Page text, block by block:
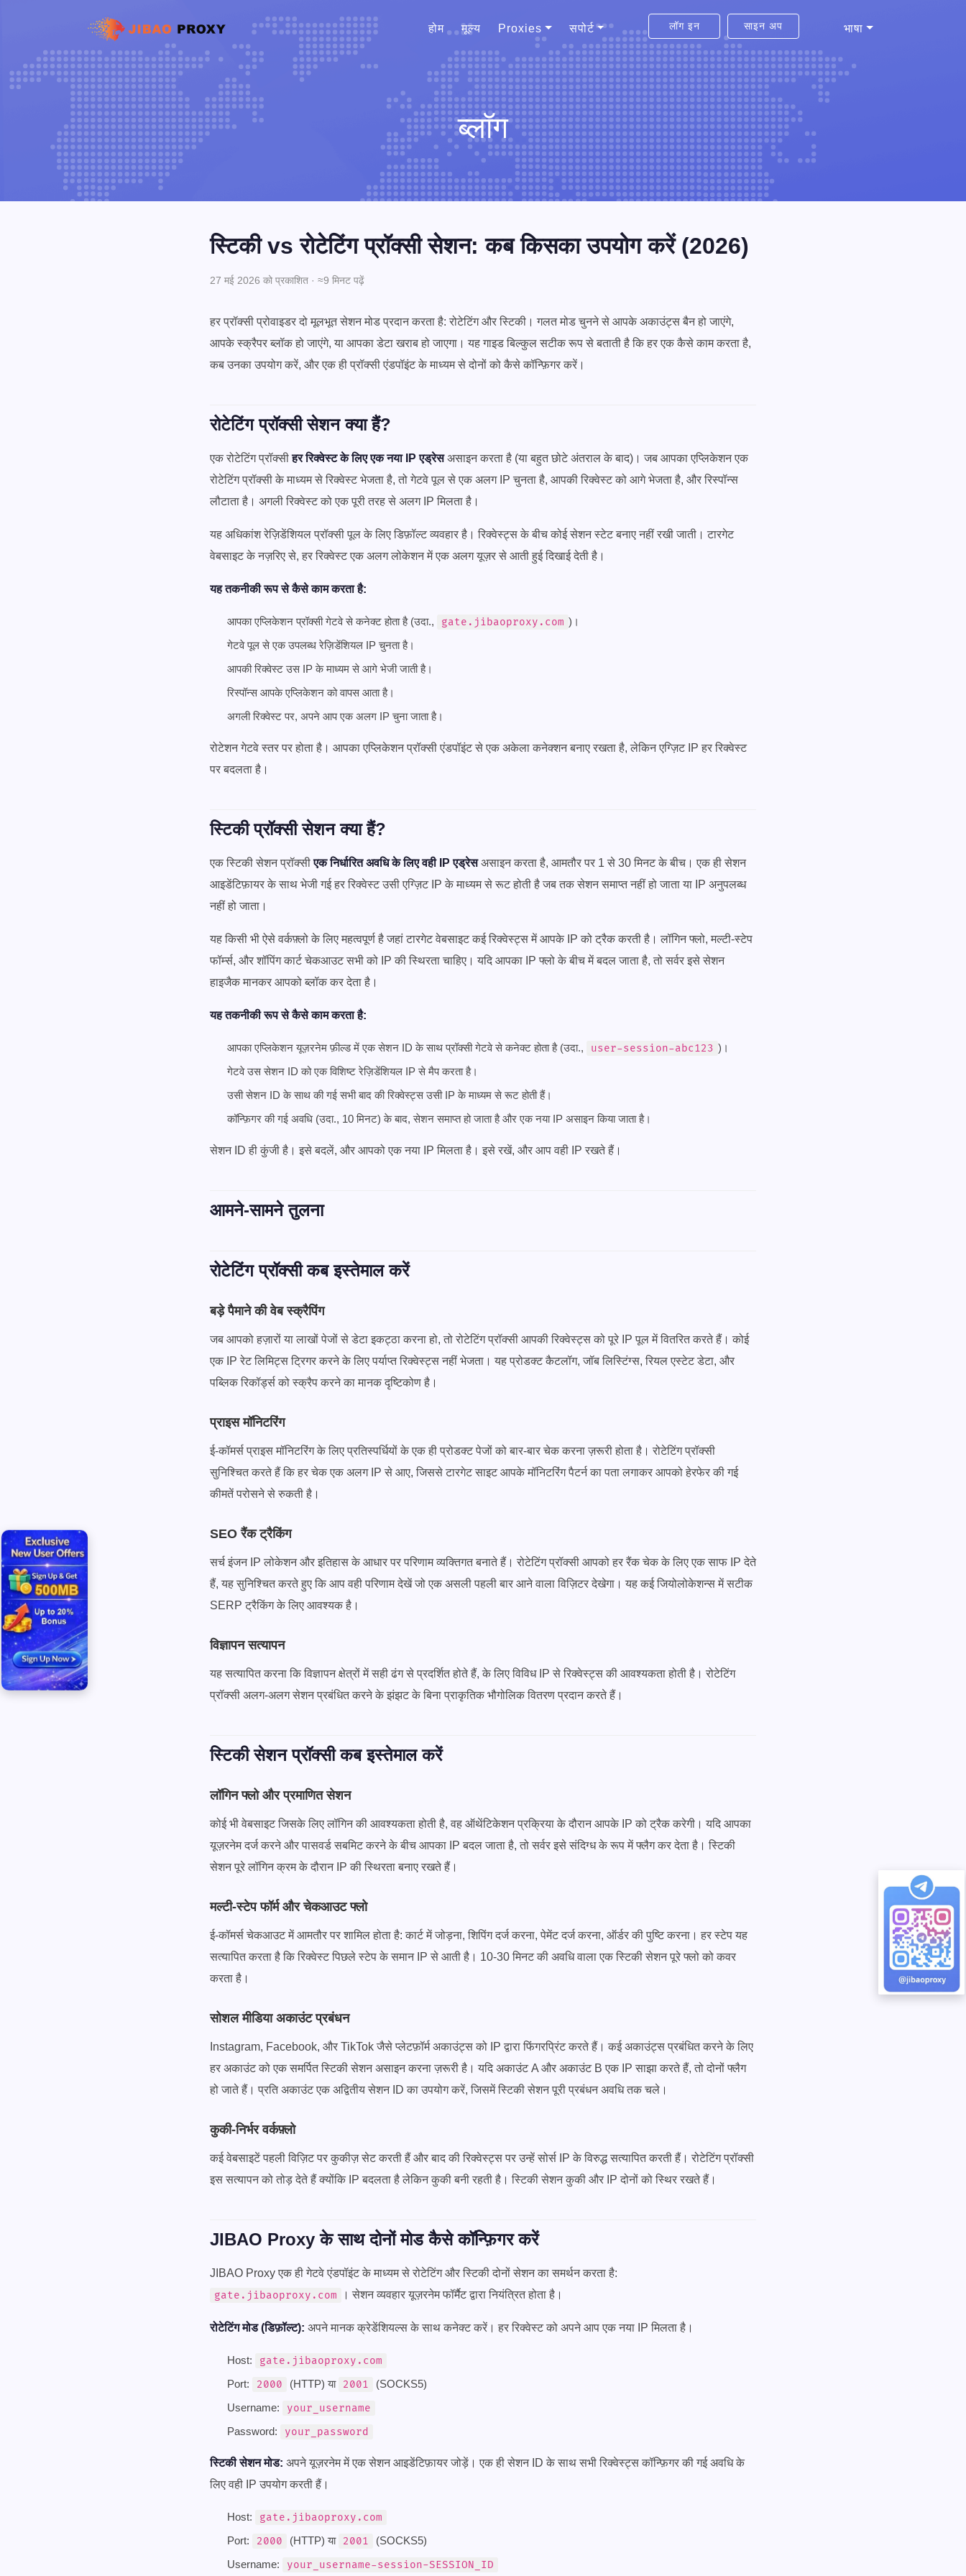
होम मूल्य Proxies सपोर्ट लॉग इन साइन अप भाषा
ब्लॉग
स्टिकी vs रोटेटिंग प्रॉक्सी सेशन: कब किसका उपयोग करें (2026)
27 मई 2026 को प्रकाशित · ≈9 मिनट पढ़ें
हर प्रॉक्सी प्रोवाइडर दो मूलभूत सेशन मोड प्रदान करता है: रोटेटिंग और स्टिकी। गलत मोड चुनने से आपके अकाउंट्स बैन हो जाएंगे,
आपके स्क्रैपर ब्लॉक हो जाएंगे, या आपका डेटा खराब हो जाएगा। यह गाइड बिल्कुल सटीक रूप से बताती है कि हर एक कैसे काम करता है,
कब उनका उपयोग करें, और एक ही प्रॉक्सी एंडपॉइंट के माध्यम से दोनों को कैसे कॉन्फ़िगर करें।
रोटेटिंग प्रॉक्सी सेशन क्या हैं?
एक रोटेटिंग प्रॉक्सीहर रिक्वेस्ट के लिए एक नया IP एड्रेसअसाइन करता है (या बहुत छोटे अंतराल के बाद)। जब आपका एप्लिकेशन एक
रोटेटिंग प्रॉक्सी के माध्यम से रिक्वेस्ट भेजता है, तो गेटवे पूल से एक अलग IP चुनता है, आपकी रिक्वेस्ट को आगे भेजता है, और रिस्पॉन्स
लौटाता है। अगली रिक्वेस्ट को एक पूरी तरह से अलग IP मिलता है।
यह अधिकांश रेज़िडेंशियल प्रॉक्सी पूल के लिए डिफ़ॉल्ट व्यवहार है। रिक्वेस्ट्स के बीच कोई सेशन स्टेट बनाए नहीं रखी जाती। टारगेट
वेबसाइट के नज़रिए से, हर रिक्वेस्ट एक अलग लोकेशन में एक अलग यूज़र से आती हुई दिखाई देती है।
यह तकनीकी रूप से कैसे काम करता है:
आपका एप्लिकेशन प्रॉक्सी गेटवे से कनेक्ट होता है (उदा., gate.jibaoproxy.com )।
गेटवे पूल से एक उपलब्ध रेज़िडेंशियल IP चुनता है।
आपकी रिक्वेस्ट उस IP के माध्यम से आगे भेजी जाती है।
रिस्पॉन्स आपके एप्लिकेशन को वापस आता है।
अगली रिक्वेस्ट पर, अपने आप एक अलग IP चुना जाता है।
रोटेशन गेटवे स्तर पर होता है। आपका एप्लिकेशन प्रॉक्सी एंडपॉइंट से एक अकेला कनेक्शन बनाए रखता है, लेकिन एग्ज़िट IP हर रिक्वेस्ट
पर बदलता है।
स्टिकी प्रॉक्सी सेशन क्या हैं?
एक स्टिकी सेशन प्रॉक्सीएक निर्धारित अवधि के लिए वही IP एड्रेसअसाइन करता है, आमतौर पर 1 से 30 मिनट के बीच। एक ही सेशन
आइडेंटिफ़ायर के साथ भेजी गई हर रिक्वेस्ट उसी एग्ज़िट IP के माध्यम से रूट होती है जब तक सेशन समाप्त नहीं हो जाता या IP अनुपलब्ध
नहीं हो जाता।
यह किसी भी ऐसे वर्कफ़्लो के लिए महत्वपूर्ण है जहां टारगेट वेबसाइट कई रिक्वेस्ट्स में आपके IP को ट्रैक करती है। लॉगिन फ्लो, मल्टी-स्टेप
फॉर्म्स, और शॉपिंग कार्ट चेकआउट सभी को IP की स्थिरता चाहिए। यदि आपका IP फ्लो के बीच में बदल जाता है, तो सर्वर इसे सेशन
हाइजैक मानकर आपको ब्लॉक कर देता है।
यह तकनीकी रूप से कैसे काम करता है:
आपका एप्लिकेशन यूज़रनेम फ़ील्ड में एक सेशन ID के साथ प्रॉक्सी गेटवे से कनेक्ट होता है (उदा., user-session-abc123 )।
गेटवे उस सेशन ID को एक विशिष्ट रेज़िडेंशियल IP से मैप करता है।
उसी सेशन ID के साथ की गई सभी बाद की रिक्वेस्ट्स उसी IP के माध्यम से रूट होती हैं।
कॉन्फ़िगर की गई अवधि (उदा., 10 मिनट) के बाद, सेशन समाप्त हो जाता है और एक नया IP असाइन किया जाता है।
सेशन ID ही कुंजी है। इसे बदलें, और आपको एक नया IP मिलता है। इसे रखें, और आप वही IP रखते हैं।
आमने-सामने तुलना
रोटेटिंग प्रॉक्सी कब इस्तेमाल करें
बड़े पैमाने की वेब स्क्रैपिंग
जब आपको हज़ारों या लाखों पेजों से डेटा इकट्ठा करना हो, तो रोटेटिंग प्रॉक्सी आपकी रिक्वेस्ट्स को पूरे IP पूल में वितरित करते हैं। कोई
एक IP रेट लिमिट्स ट्रिगर करने के लिए पर्याप्त रिक्वेस्ट्स नहीं भेजता। यह प्रोडक्ट कैटलॉग, जॉब लिस्टिंग्स, रियल एस्टेट डेटा, और
पब्लिक रिकॉर्ड्स को स्क्रैप करने का मानक दृष्टिकोण है।
प्राइस मॉनिटरिंग
ई-कॉमर्स प्राइस मॉनिटरिंग के लिए प्रतिस्पर्धियों के एक ही प्रोडक्ट पेजों को बार-बार चेक करना ज़रूरी होता है। रोटेटिंग प्रॉक्सी
सुनिश्चित करते हैं कि हर चेक एक अलग IP से आए, जिससे टारगेट साइट आपके मॉनिटरिंग पैटर्न का पता लगाकर आपको हेरफेर की गई
कीमतें परोसने से रुकती है।
SEO रैंक ट्रैकिंग
सर्च इंजन IP लोकेशन और इतिहास के आधार पर परिणाम व्यक्तिगत बनाते हैं। रोटेटिंग प्रॉक्सी आपको हर रैंक चेक के लिए एक साफ IP देते
हैं, यह सुनिश्चित करते हुए कि आप वही परिणाम देखें जो एक असली पहली बार आने वाला विज़िटर देखेगा। यह कई जियोलोकेशन्स में सटीक
SERP ट्रैकिंग के लिए आवश्यक है।
विज्ञापन सत्यापन
यह सत्यापित करना कि विज्ञापन क्षेत्रों में सही ढंग से प्रदर्शित होते हैं, के लिए विविध IP से रिक्वेस्ट्स की आवश्यकता होती है। रोटेटिंग
प्रॉक्सी अलग-अलग सेशन प्रबंधित करने के झंझट के बिना प्राकृतिक भौगोलिक वितरण प्रदान करते हैं।
स्टिकी सेशन प्रॉक्सी कब इस्तेमाल करें
लॉगिन फ्लो और प्रमाणित सेशन
कोई भी वेबसाइट जिसके लिए लॉगिन की आवश्यकता होती है, वह ऑथेंटिकेशन प्रक्रिया के दौरान आपके IP को ट्रैक करेगी। यदि आपका
यूज़रनेम दर्ज करने और पासवर्ड सबमिट करने के बीच आपका IP बदल जाता है, तो सर्वर इसे संदिग्ध के रूप में फ्लैग कर देता है। स्टिकी
सेशन पूरे लॉगिन क्रम के दौरान IP की स्थिरता बनाए रखते हैं।
मल्टी-स्टेप फॉर्म और चेकआउट फ्लो
ई-कॉमर्स चेकआउट में आमतौर पर शामिल होता है: कार्ट में जोड़ना, शिपिंग दर्ज करना, पेमेंट दर्ज करना, ऑर्डर की पुष्टि करना। हर स्टेप यह
सत्यापित करता है कि रिक्वेस्ट पिछले स्टेप के समान IP से आती है। 10-30 मिनट की अवधि वाला एक स्टिकी सेशन पूरे फ्लो को कवर
करता है।
सोशल मीडिया अकाउंट प्रबंधन
Instagram, Facebook, और TikTok जैसे प्लेटफ़ॉर्म अकाउंट्स को IP द्वारा फिंगरप्रिंट करते हैं। कई अकाउंट्स प्रबंधित करने के लिए
हर अकाउंट को एक समर्पित स्टिकी सेशन असाइन करना ज़रूरी है। यदि अकाउंट A और अकाउंट B एक IP साझा करते हैं, तो दोनों फ्लैग
हो जाते हैं। प्रति अकाउंट एक अद्वितीय सेशन ID का उपयोग करें, जिसमें स्टिकी सेशन पूरी प्रबंधन अवधि तक चले।
कुकी-निर्भर वर्कफ़्लो
कई वेबसाइटें पहली विज़िट पर कुकीज़ सेट करती हैं और बाद की रिक्वेस्ट्स पर उन्हें सोर्स IP के विरुद्ध सत्यापित करती हैं। रोटेटिंग प्रॉक्सी
इस सत्यापन को तोड़ देते हैं क्योंकि IP बदलता है लेकिन कुकी बनी रहती है। स्टिकी सेशन कुकी और IP दोनों को स्थिर रखते हैं।
JIBAO Proxy के साथ दोनों मोड कैसे कॉन्फ़िगर करें
JIBAO Proxy एक ही गेटवे एंडपॉइंट के माध्यम से रोटेटिंग और स्टिकी दोनों सेशन का समर्थन करता है:
gate.jibaoproxy.com
। सेशन व्यवहार यूज़रनेम फॉर्मैट द्वारा नियंत्रित होता है।
रोटेटिंग मोड (डिफ़ॉल्ट): अपने मानक क्रेडेंशियल्स के साथ कनेक्ट करें। हर रिक्वेस्ट को अपने आप एक नया IP मिलता है।
Host:
gate.jibaoproxy.com
Port:
2000 (HTTP) या 2001
(SOCKS5)
Username:
your_username
Password:
your_password
स्टिकी सेशन मोड: अपने यूज़रनेम में एक सेशन आइडेंटिफ़ायर जोड़ें। एक ही सेशन ID के साथ सभी रिक्वेस्ट्स कॉन्फ़िगर की गई अवधि के
लिए वही IP उपयोग करती हैं।
Host:
gate.jibaoproxy.com
Port:
2000 (HTTP) या 2001
(SOCKS5)
Username:
your_username-session-SESSION_ID